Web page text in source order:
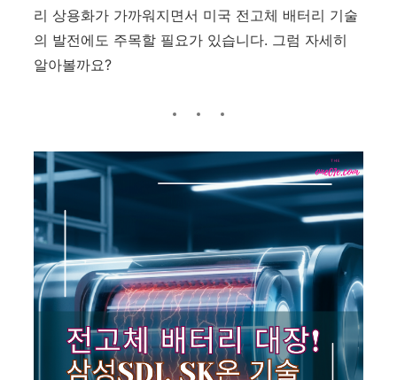
리 상용화가 가까워지면서 미국 전고체 배터리 기술
의 발전에도 주목할 필요가 있습니다. 그럼 자세히
알아볼까요?